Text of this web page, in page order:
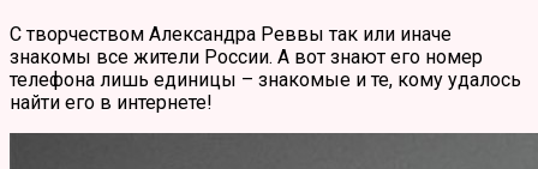
С творчеством Александра Реввы так или иначе
знакомы все жители России. А вот знают его номер
телефона лишь единицы – знакомые и те, кому удалось
найти его в интернете!